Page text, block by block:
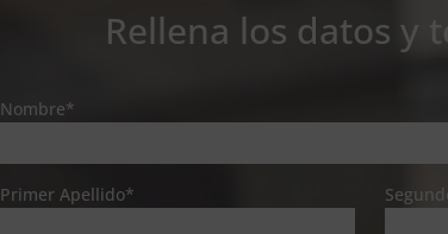
Rellena los datos y
Nombre*
Primer Apellido*